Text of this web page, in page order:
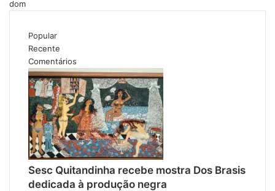
dom
Popular
Recente
Comentários
Sesc Quitandinha recebe mostra Dos Brasis
dedicada à produção negra